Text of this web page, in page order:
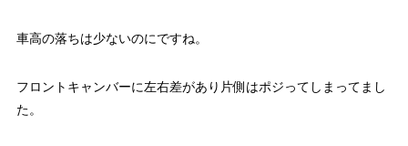
車高の落ちは少ないのにですね。
フロントキャンバーに左右差があり片側はポジってしまってまし
た。